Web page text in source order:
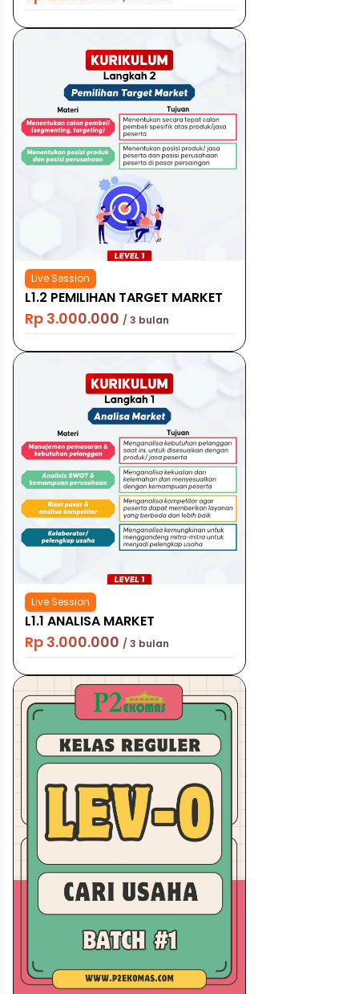
Live Session
L1.2 PEMILIHAN TARGET MARKET
Rp 3.000.000 / 3 bulan
Live Session
L1.1 ANALISA MARKET
Rp 3.000.000 / 3 bulan